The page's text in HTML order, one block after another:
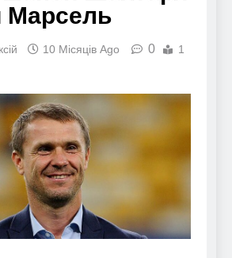
Марсель
10 Місяців Ago 0
1